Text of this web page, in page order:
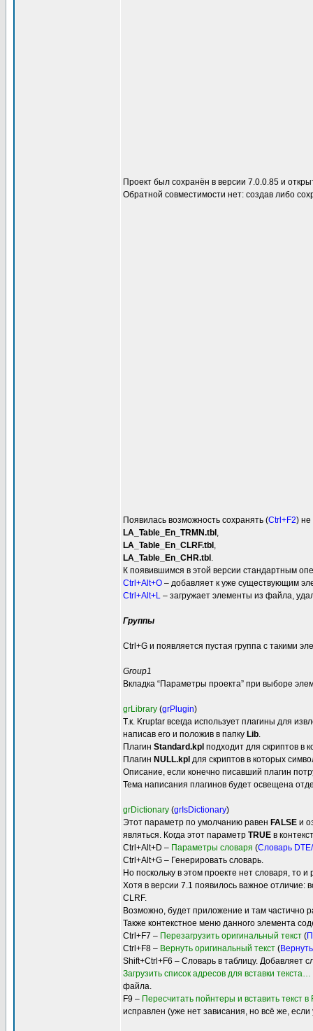
Проект был сохранён в версии 7.0.0.85 и
Обратной совместимости нет: создав либо
Появилась возможность сохранять (Ctrl+F2) не
LA_Table_En_TRMN.tbl ,
LA_Table_En_CLRF.tbl ,
LA_Table_En_CHR.tbl .
К появившимся в этой версии стандартным
Ctrl+Alt+O – добавляет к уже существующим
Ctrl+Alt+L – загружает элементы из файла,
Группы
Ctrl+G и появляется пустая группа с такими
Group1
Вкладка “Параметры проекта” при выборе
grLibrary (grPlugin)
Т.к. Kruptar всегда использует плагины для
написав его и положив в папку Lib.
Плагин Standard.kpl подходит для скриптов в
Плагин NULL.kpl для скриптов в которых
Описание, если конечно писавший плагин
Тема написания плагинов будет освещена
grDictionary (grIsDictionary)
Этот параметр по умолчанию равен FALSE и
являться. Когда этот параметр TRUE в
Ctrl+Alt+D – Параметры словаря (Словарь
Ctrl+Alt+G – Генерировать словарь.
Но поскольку в этом проекте нет словаря, то
Хотя в версии 7.1 появилось важное отличие:
CLRF.
Возможно, будет приложение и там частично
Также контекстное меню данного элемента
Ctrl+F7 – Перезагрузить оригинальный текст (
Ctrl+F8 – Вернуть оригинальный текст (
Shift+Ctrl+F6 – Словарь в таблицу. Добавляет
Загрузить список адресов для вставки текста…
файла.
F9 – Пересчитать пойнтеры и вставить текст в
исправлен (уже нет зависания, но всё же,